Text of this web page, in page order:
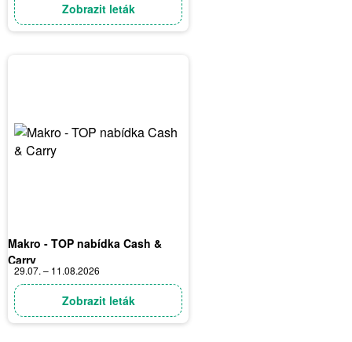
Zobrazit leták
Makro - TOP nabídka Cash &
Carry
29.07. – 11.08.2026
Zobrazit leták